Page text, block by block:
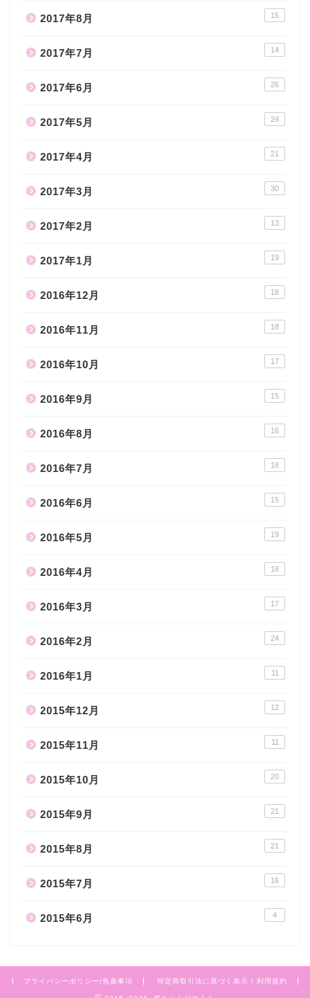
2017年8月 15
2017年7月 14
2017年6月 26
2017年5月 24
2017年4月 21
2017年3月 30
2017年2月 13
2017年1月 19
2016年12月 18
2016年11月 18
2016年10月 17
2016年9月 15
2016年8月 16
2016年7月 18
2016年6月 15
2016年5月 19
2016年4月 18
2016年3月 17
2016年2月 24
2016年1月 11
2015年12月 12
2015年11月 11
2015年10月 20
2015年9月 21
2015年8月 21
2015年7月 16
2015年6月 4
プライバシーポリシー/免責事項 特定商取引法に基づく表示 / 利用規約